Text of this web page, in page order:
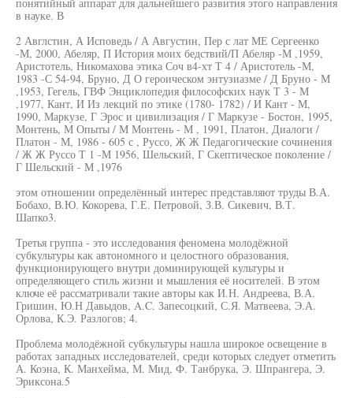
в науке. В
2 Авглстин, А Исповедь / А Августин, Пер с лат МЕ Сергеенко
-М, 2000, Абеляр, П История моих бедствий/П Абеляр -М ,1959,
Аристотель, Никомахова этика Соч в4-хт Т 4 / Аристотель -М,
1983 -С 54-94, Бруно, Д О героическом энтузиазме / Д Бруно - М
,1953, Гегель, ГВФ Энциклопедия философских наук Т 3 - М
,1977, Кант, И Из лекций по этике (1780- 1782) / И Кант - М,
1990, Маркузе, Г Эрос и цивилизация / Г Маркузе - Бостон, 1995,
Монтень, М Опыты / М Монтень - М , 1991, Платон, Диалоги /
Платон - М, 1986 - 605 с , Руссо, Ж Ж Педагогические сочинения
/ Ж Ж Руссо Т 1 -М 1956, Шельский, Г Скептическое поколение /
Г Шельский - М ,1976
этом отношении определённый интерес представляют труды В.А.
Бобахо, В.Ю. Кокорева, Г.Е. Петровой, З.В. Сикевич, В.Т.
Шапко3.
Третья группа - это исследования феномена молодёжной
субкультуры как автономного и целостного образования,
функционирующего внутри доминирующей культуры и
определяющего стиль жизни и мышления её носителей. В этом
ключе её рассматривали такие авторы как И.Н. Андреева, В.А.
Гришин, Ю.Н Давыдов, A.C. Запесоцкий, С.Я. Матвеева, Э.А.
Орлова, К.Э. Разлогов; 4.
Проблема молодёжной субкультуры нашла широкое освещение в
работах западных исследователей, среди которых следует отметить
А. Коэна, К. Манхейма, М. Мид, Ф. Танбрука, Э. Шпрангера, Э.
Эриксона.5